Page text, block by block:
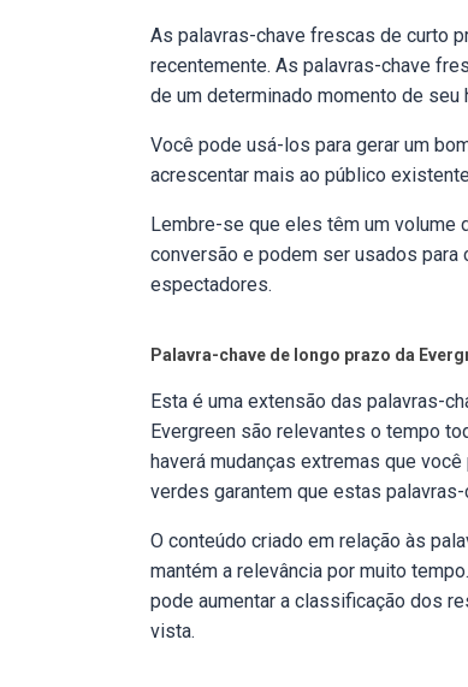
As palavras-chave frescas de curto
recentemente. As palavras-chave
de um determinado momento de
Você pode usá-los para gerar um
acrescentar mais ao público
Lembre-se que eles têm um volume
conversão e podem ser usados para
espectadores.
Palavra-chave de longo prazo da
Esta é uma extensão das palavras-
Evergreen são relevantes o tempo
haverá mudanças extremas que
verdes garantem que estas
O conteúdo criado em relação às
mantém a relevância por muito
pode aumentar a classificação dos
vista.